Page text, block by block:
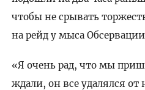
чтобы не срывать
на рейд у мыса
«Я очень рад, что мы
ждали, он все удалялся